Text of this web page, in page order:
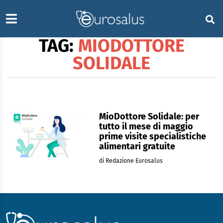
TAG: MIODOTTORE
SOLIDALE
MioDottore Solidale: per
tutto il mese di maggio
prime visite specialistiche
alimentari gratuite
di Redazione Eurosalus